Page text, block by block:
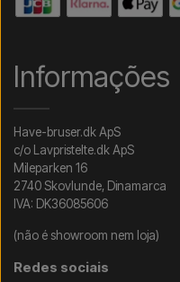
Informações
Have-bruser.dk ApS
c/o Lavpristelte.dk ApS
Mileparken 16
2740 Skovlunde, Dinamarca
IVA: DK36085606
(não é showroom nem loja)
Redes sociais